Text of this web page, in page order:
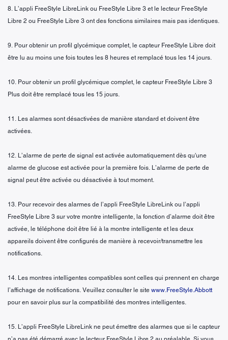
8. L’appli FreeStyle LibreLink ou FreeStyle Libre 3 et le lecteur FreeStyle
Libre 2 ou FreeStyle Libre 3 ont des fonctions similaires mais pas identiques.
9. Pour obtenir un profil glycémique complet, le capteur FreeStyle Libre doit
être lu au moins une fois toutes les 8 heures et remplacé tous les 14 jours.
10. Pour obtenir un profil glycémique complet, le capteur FreeStyle Libre 3
Plus doit être remplacé tous les 15 jours.
11. Les alarmes sont désactivées de manière standard et doivent être
activées.
12. L’alarme de perte de signal est activée automatiquement dès qu'une
alarme de glucose est activée pour la première fois. L’alarme de perte de
signal peut être activée ou désactivée à tout moment.
13. Pour recevoir des alarmes de l’appli FreeStyle LibreLink ou l’appli
FreeStyle Libre 3 sur votre montre intelligente, la fonction d’alarme doit être
activée, le téléphone doit être lié à la montre intelligente et les deux
appareils doivent être configurés de manière à recevoir/transmettre les
notifications.
14. Les montres intelligentes compatibles sont celles qui prennent en charge
l’affichage de notifications. Veuillez consulter le site www.FreeStyle.Abbott
pour en savoir plus sur la compatibilité des montres intelligentes.
15. L’appli FreeStyle LibreLink ne peut émettre des alarmes que si le capteur